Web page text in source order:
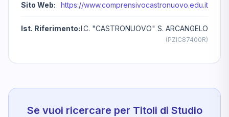
Sito Web: https://www.comprensivocastronuovo.edu.it
Ist. Riferimento:I.C. "CASTRONUOVO" S. ARCANGELO
(PZIC87400R)
Se vuoi ricercare per Titoli di Studio